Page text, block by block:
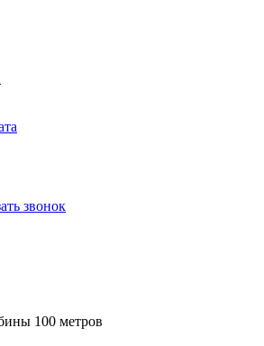
звонок
100 метров